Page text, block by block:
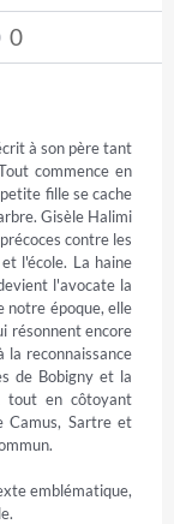
0
à son père tant
commence en
fille se cache
Gisèle Halimi
contre les
l'école. La haine
l'avocate la
notre époque, elle
résonnent encore
reconnaissance
de Bobigny et la
tout en côtoyant
Camus, Sartre et
emblématique,